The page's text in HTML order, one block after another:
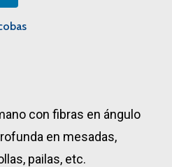
con fibras en ángulo
en mesadas,
pailas, etc.